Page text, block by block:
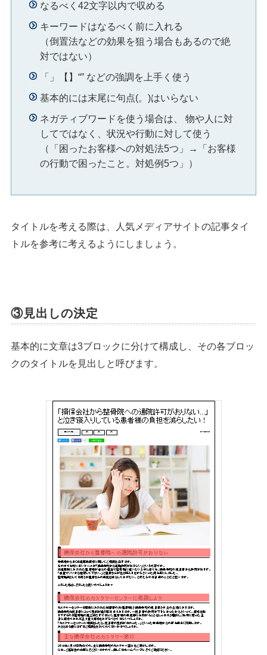
なるべく42文字以内で収める
キーワードはなるべく前に入れる
（倒置法などの効果を狙う場合もあるので絶
対ではない）
「」【】“” などの強調を上手く使う
基本的には末尾に句点(。)はいらない
ネガティブワードを使う場合は、 物や人に対
してではなく、状況や行動に対して使う
（「困ったお客様への対処法5つ」→「お客様
の行動で困ったこと。対処例5つ」）
タイトルを考える際は、人気メディアサイトの記事タイ
トルを参考に考えるようにしましょう。
③見出しの決定
基本的に文章は3ブロックに分けて構成し、その各ブロッ
クのタイトルを見出しと呼びます。